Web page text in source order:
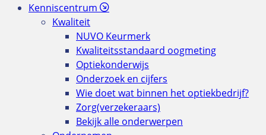
Kenniscentrum
Kwaliteit
NUVO Keurmerk
Kwaliteitsstandaard oogmeting
Optiekonderwijs
Onderzoek en cijfers
Wie doet wat binnen het optiekbedrijf?
Zorg(verzekeraars)
Bekijk alle onderwerpen